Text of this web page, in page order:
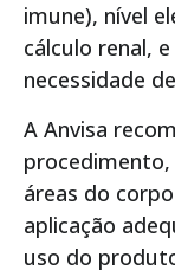
imune), nível
cálculo renal,
necessidade
A Anvisa
procedimento,
áreas do
aplicação
uso do